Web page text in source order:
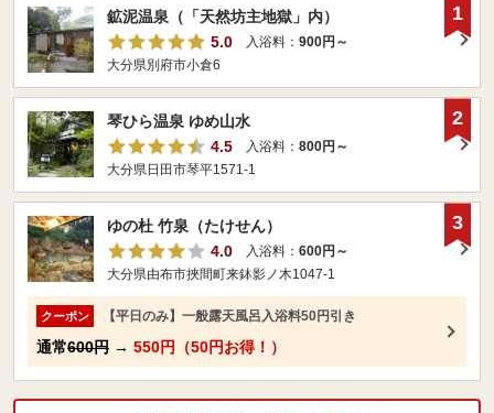
鉱泥温泉（「天然坊主地獄」内）
5.0
入浴料： 900円～
大分県別府市小倉6
1
琴ひら温泉 ゆめ山水
4.5
入浴料： 800円～
大分県日田市琴平1571-1
2
ゆの杜 竹泉（たけせん）
4.0
入浴料： 600円～
大分県由布市挾間町来鉢影ノ木1047-1
クーポン 【平日のみ】一般露天風呂入浴料50円引き
通常600円 → 550円（50円お得！）
3